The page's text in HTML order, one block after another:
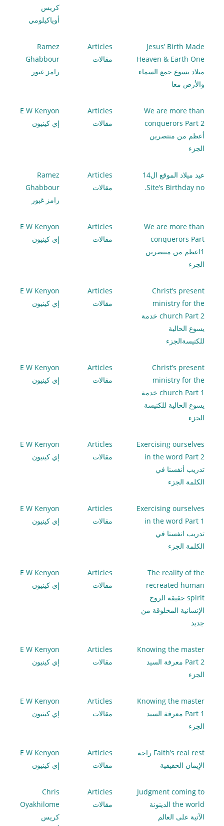
كريس
أوياكيلومي
Jesus’ Birth Made
Heaven & Earth One
ميلاد يسوع جمع السماء
والأرض معا
Articles
مقالات
Ramez
Ghabbour
رامز غبور
We are more than
conquerors Part 2
أعظم من منتصرين
الجزء
Articles
مقالات
E W Kenyon
إي كينيون
عيد ميلاد الموقع ال14
Site’s Birthday no.
Articles
مقالات
Ramez
Ghabbour
رامز غبور
We are more than
conquerors Part
1اعظم من منتصرين
الجزء
Articles
مقالات
E W Kenyon
إي كينيون
Christ’s present
ministry for the
church Part 2 خدمة
يسوع الحالية
للكنيسةالجزء
Articles
مقالات
E W Kenyon
إي كينيون
Christ’s present
ministry for the
church Part 1 خدمة
يسوع الحالية للكنيسة
الجزء
Articles
مقالات
E W Kenyon
إي كينيون
Exercising ourselves
in the word Part 2
تدريب أنفسنا في
الكلمة الجزء
Articles
مقالات
E W Kenyon
إي كينيون
Exercising ourselves
in the word Part 1
تدريب انفسنا في
الكلمة الجزء
Articles
مقالات
E W Kenyon
إي كينيون
The reality of the
recreated human
spirit حقيقة الروح
الإنسانية المخلوقة من
جديد
Articles
مقالات
E W Kenyon
إي كينيون
Knowing the master
Part 2 معرفة السيد
الجزء
Articles
مقالات
E W Kenyon
إي كينيون
Knowing the master
Part 1 معرفة السيد
الجزء
Articles
مقالات
E W Kenyon
إي كينيون
Faith’s real rest راحة
الإيمان الحقيقية
Articles
مقالات
E W Kenyon
إي كينيون
Judgment coming to
the world الدينونة
الآتية على العالم
Articles
مقالات
Chris
Oyakhilome
كريس